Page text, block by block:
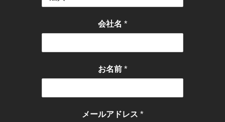
会社名 *
お名前 *
メールアドレス *